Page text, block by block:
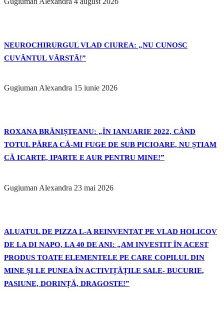
NEUROCHIRURGUL VLAD CIUREA: „NU CUNOSC
CUVÂNTUL VÂRSTĂ!”
Gugiuman Alexandra 15 iunie 2026
ROXANA BRĂNIȘTEANU: „ÎN IANUARIE 2022, CÂND
TOTUL PĂREA CĂ-MI FUGE DE SUB PICIOARE, NU ȘTIAM
CĂ ICARTE, IPARTE E AUR PENTRU MINE!”
Gugiuman Alexandra 23 mai 2026
ALUATUL DE PIZZA L-A REINVENTAT PE VLAD HOLICOV
DE LA DI NAPO, LA 40 DE ANI: „AM INVESTIT ÎN ACEST
PRODUS TOATE ELEMENTELE PE CARE COPILUL DIN
MINE ȘI LE PUNEA ÎN ACTIVIȚĂȚILE SALE- BUCURIE,
PASIUNE, DORINȚĂ, DRAGOSTE!”